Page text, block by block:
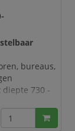
kg
dB
staal met
2
bureaus,
diepte 730 -